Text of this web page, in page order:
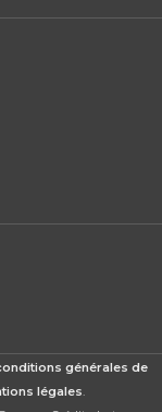
générales de
légales